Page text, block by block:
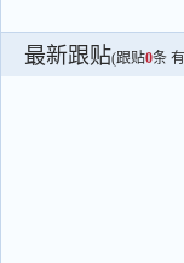
最新跟贴(跟贴0条 有